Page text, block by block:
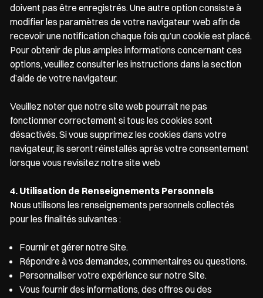
doivent pas être enregistrés. Une autre option consiste à
modifier les paramètres de votre navigateur web afin de
recevoir une notification chaque fois qu’un cookie est placé.
Pour obtenir de plus amples informations concernant ces
options, veuillez consulter les instructions dans la section
d’aide de votre navigateur.
Veuillez noter que notre site web pourrait ne pas
fonctionner correctement si tous les cookies sont
désactivés. Si vous supprimez les cookies dans votre
navigateur, ils seront réinstallés après votre consentement
lorsque vous revisitez notre site web
4. Utilisation de Renseignements Personnels
Nous utilisons les renseignements personnels collectés
pour les finalités suivantes :
Fournir et gérer notre Site.
Répondre à vos demandes, commentaires ou questions.
Personnaliser votre expérience sur notre Site.
Vous fournir des informations, des offres ou des